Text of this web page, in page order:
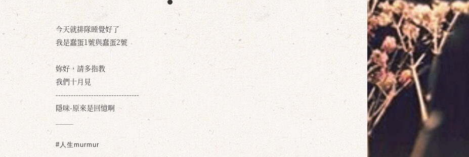
今天就排隊睡覺好了
我是蠢蛋1號與蠢蛋2號
妳好，請多指教
我們十月見
---------------------------------
隱味-原來是回憶啊
#人生murmur